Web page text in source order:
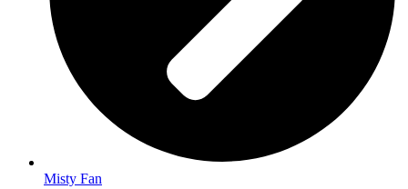
Misty Fan